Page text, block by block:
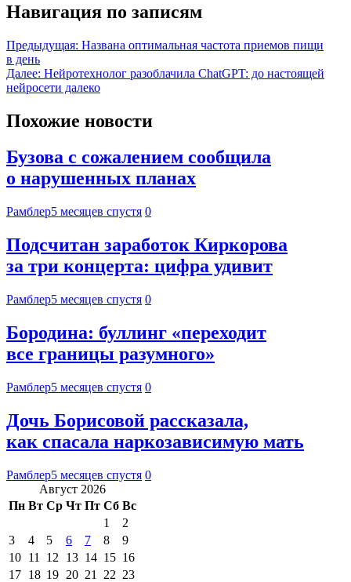
Навигация по записям
Предыдущая: Названа оптимальная частота приемов пищи
в день
Далее: Нейротехнолог разоблачила ChatGPT: до настоящей
нейросети далеко
Похожие новости
Бузова с сожалением сообщила
о нарушенных планах
Рамблер5 месяцев спустя 0
Подсчитан заработок Киркорова
за три концерта: цифра удивит
Рамблер5 месяцев спустя 0
Бородина: буллинг «переходит
все границы разумного»
Рамблер5 месяцев спустя 0
Дочь Борисовой рассказала,
как спасала наркозависимую мать
Рамблер5 месяцев спустя 0
Август 2026
Пн Вт Ср Чт Пт Сб Вс
1
2
3
4 5 6 7 8
9
10 11 12 13 14 15 16
17 18 19 20 21 22 23